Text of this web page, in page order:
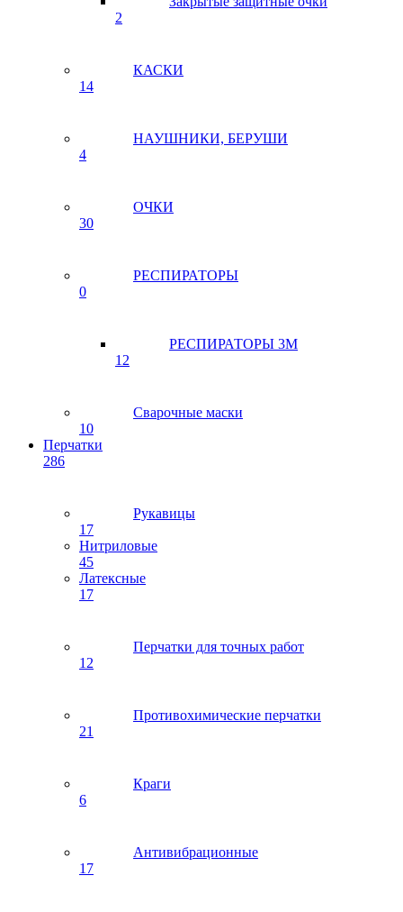
2
КАСКИ
14
НАУШНИКИ, БЕРУШИ
4
ОЧКИ
30
РЕСПИРАТОРЫ
0
РЕСПИРАТОРЫ 3М
12
Сварочные маски
10
Перчатки
286
Рукавицы
17
Нитриловые
45
Латексные
17
Перчатки для точных работ
12
Противохимические перчатки
21
Краги
6
Антивибрационные
17